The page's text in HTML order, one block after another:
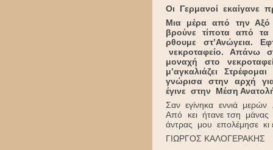
Οι Γερμανοί εκαίγανε
Μια μέρα από την
βρούνε τίποτα από
ρθουμε στ’Ανώγεια.
νεκροταφείο. Απάνω
μοναχή στο
μ’αγκαλιάζει
γνώρισα στην αρχή
έγινε στην Μέση
Σαν εγίνηκα εννιά
Από κει ήτανε τση
άντρας μου επολέμησε κι
ΓΙΩΡΓΟΣ ΚΑΛΟΓΕΡΑΚΗΣ